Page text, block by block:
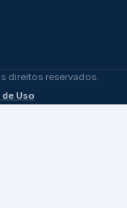
direitos reservados.
Uso